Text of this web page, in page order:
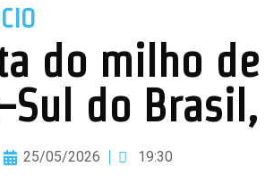
do milho
Sul do
25/05/2026 19:30